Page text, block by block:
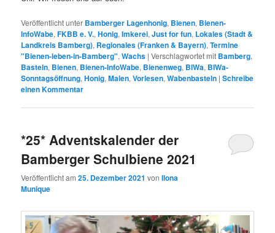
Veröffentlicht unter Bamberger Lagenhonig, Bienen, Bienen-
InfoWabe,FKBB e. V.,Honig,Imkerei,Just for fun, Lokales (Stadt &
Landkreis Bamberg), Regionales (Franken & Bayern),Termine
"Bienen-leben-in-Bamberg",Wachs |Verschlagwortet mit Bamberg,
Basteln, Bienen, Bienen-InfoWabe, Bienenweg, BIWa, BIWa-
Sonntagsöffnung,Honig,Malen,Vorlesen,Wabenbasteln |Schreibe
einen Kommentar
*25* Adventskalender der
Bamberger Schulbiene 2021
Veröffentlicht am25. Dezember 2021 vonIlona
Munique